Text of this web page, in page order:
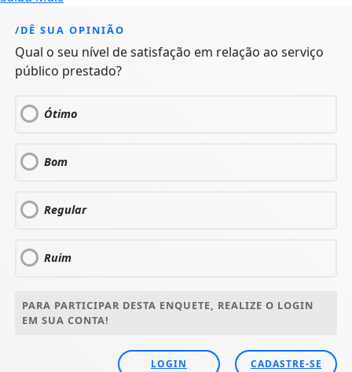
/DÊ SUA OPINIÃO
Qual o seu nível de satisfação em relação ao serviço
público prestado?
Ótimo
Bom
Regular
Ruim
PARA PARTICIPAR DESTA ENQUETE, REALIZE O LOGIN
EM SUA CONTA!
LOGIN CADASTRE-SE